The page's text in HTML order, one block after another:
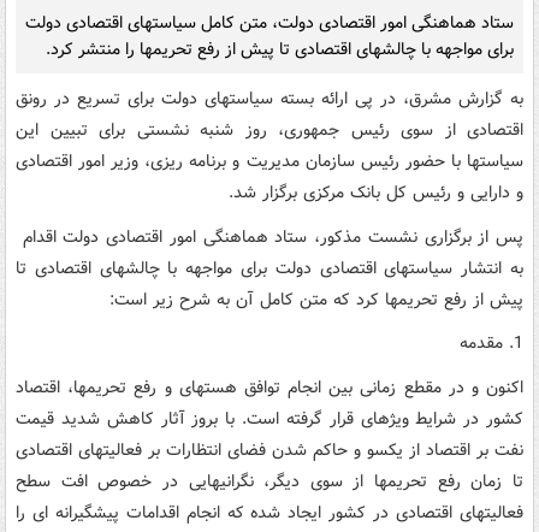
ستاد هماهنگی امور اقتصادی دولت، متن کامل سیاست­های اقتصادی دولت
برای مواجهه با چالش­های اقتصادی تا پیش از رفع تحریم­ها را منتشر کرد.
به گزارش مشرق، در پی ارائه بسته سیاستهای دولت برای تسریع در رونق
اقتصادی از سوی رئیس جمهوری، روز شنبه نشستی برای تبیین این
سیاستها با حضور رئیس سازمان مدیریت و برنامه ریزی، وزیر امور اقتصادی
و دارایی و رئیس کل بانک مرکزی برگزار شد.
پس از برگزاری نشست مذکور، ستاد هماهنگی امور اقتصادی دولت اقدام
به انتشار سیاست­های اقتصادی دولت برای مواجهه با چالش­های اقتصادی تا
پیش از رفع تحریم­ها کرد که متن کامل آن به شرح زیر است:
1. مقدمه
اکنون و در مقطع زمانی بین انجام توافق هسته­ای و رفع تحریم­ها، اقتصاد
کشور در شرایط ویژه­ای قرار گرفته است. با بروز آثار کاهش شدید قیمت
نفت بر اقتصاد از یک­سو و حاکم شدن فضای انتظارات بر فعالیت­های اقتصادی
تا زمان رفع تحریم­ها از سوی دیگر، نگرانی­هایی در خصوص افت سطح
فعالیت­های اقتصادی در کشور ایجاد شده که انجام اقدامات پیشگیرانه ای را